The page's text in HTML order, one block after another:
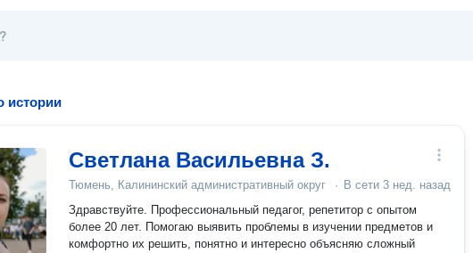
истории
Светлана Васильевна З.
Тюмень, Калининский административный округ · В сети 3 нед. назад
Здравствуйте. Профессиональный педагог, репетитор с опытом
более 20 лет. Помогаю выявить проблемы в изучении предметов и
комфортно их решить, понятно и интересно объясняю сложный